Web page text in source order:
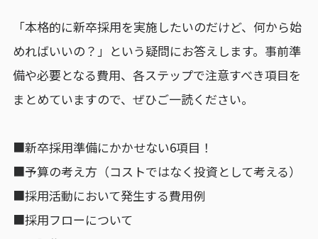
「本格的に新卒採用を実施したいのだけど、何から始
めればいいの？」という疑問にお答えします。事前準
備や必要となる費用、各ステップで注意すべき項目を
まとめていますので、ぜひご一読ください。
■新卒採用準備にかかせない6項目！
■予算の考え方（コストではなく投資として考える）
■採用活動において発生する費用例
■採用フローについて